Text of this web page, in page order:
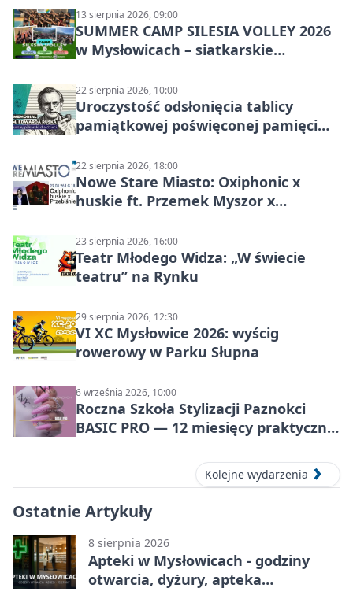
13 sierpnia 2026, 09:00
SUMMER CAMP SILESIA VOLLEY 2026
w Mysłowicach – siatkarskie
22 sierpnia 2026, 10:00
Uroczystość odsłonięcia tablicy
pamiątkowej poświęconej pamięci
22 sierpnia 2026, 18:00
Nowe Stare Miasto: Oxiphonic x
huskie ft. Przemek Myszor x
23 sierpnia 2026, 16:00
Teatr Młodego Widza: „W świecie
teatru” na Rynku
29 sierpnia 2026, 12:30
VI XC Mysłowice 2026: wyścig
rowerowy w Parku Słupna
6 września 2026, 10:00
Roczna Szkoła Stylizacji Paznokci
BASIC PRO — 12 miesięcy praktycznej
Kolejne wydarzenia
Ostatnie Artykuły
8 sierpnia 2026
Apteki w Mysłowicach - godziny
otwarcia, dyżury, apteka